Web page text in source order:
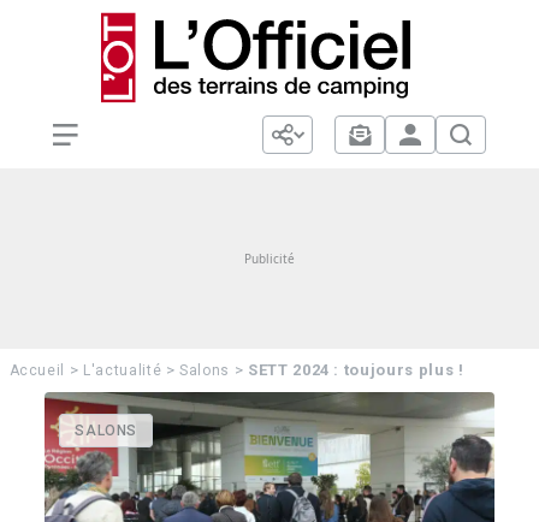
Accueil > L'actualité >Salons > SETT 2024 : toujours plus !
SALONS